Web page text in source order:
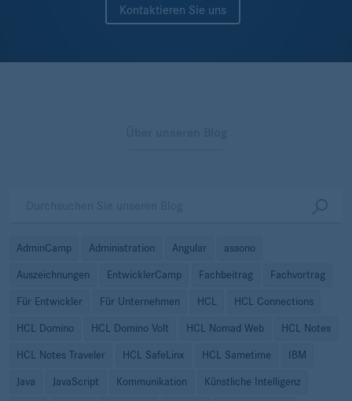
Kontaktieren Sie uns
AdminCamp Administration Angular assono
Auszeichnungen EntwicklerCamp Fachbeitrag Fachvortrag
Für Entwickler Für Unternehmen HCL HCL Connections
HCL Domino HCL Domino Volt HCL Nomad Web HCL Notes
HCL Notes Traveler HCL SafeLinx HCL Sametime IBM
Java JavaScript Kommunikation Künstliche Intelligenz